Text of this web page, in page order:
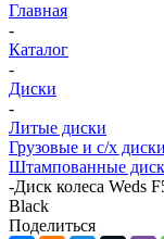
Главная
-
Каталог
-
Диски
-
Литые диски
Грузовые и с/х диски
Штампованные
-Диск колеса Weds
Black
Поделиться